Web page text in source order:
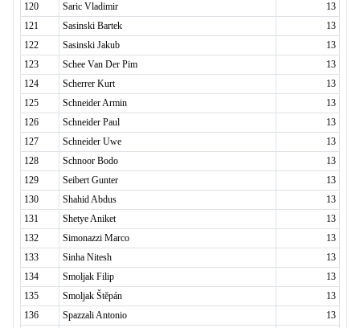
120
Saric Vladimir
13
121
Sasinski Bartek
13
122
Sasinski Jakub
13
123
Schee Van Der Pim
13
124
Scherrer Kurt
13
125
Schneider Armin
13
126
Schneider Paul
13
127
Schneider Uwe
13
128
Schnoor Bodo
13
129
Seibert Gunter
13
130
Shahid Abdus
13
131
Shetye Aniket
13
132
Simonazzi Marco
13
133
Sinha Nitesh
13
134
Smoljak Filip
13
135
Smoljak Štěpán
13
136
Spazzali Antonio
13